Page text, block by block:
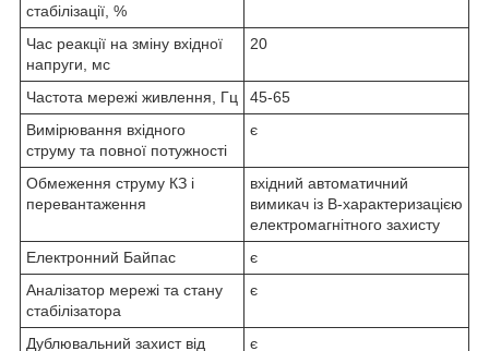
стабілізації, %
Час реакції на зміну вхідної
напруги, мс
20
Частота мережі живлення, Гц
45-65
Вимірювання вхідного
струму та повної потужності
є
Обмеження струму КЗ і
перевантаження
вхідний автоматичний
вимикач із B-характеризацією
електромагнітного захисту
Електронний Байпас
є
Аналізатор мережі та стану
стабілізатора
є
Дублювальний захист від є